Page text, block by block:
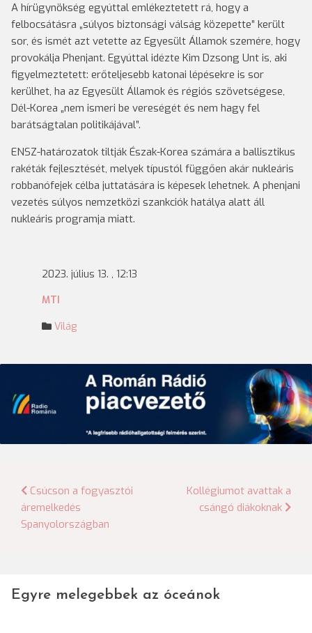
A hírügynökség egyúttal emlékeztetett rá, hogy a
felbocsátásra „súlyos biztonsági válság közepette” került
sor, és ismét azt vetette az Egyesült Államok szemére, hogy
provokálja Phenjant. Egyúttal idézte Kim Dzsong Unt is, aki
figyelmeztetett: erőteljesebb katonai lépésekre is sor
kerülhet, ha az Egyesült Államok és régiós szövetségese,
Dél-Korea „nem ismeri be vereségét és nem hagy fel
barátságtalan politikájával”.
ENSZ-határozatok tiltják Észak-Korea számára a ballisztikus
rakéták fejlesztését, melyek típustól függően akár nukleáris
robbanófejek célba juttatására is képesek lehetnek. A phenjani
vezetés súlyos nemzetközi szankciók hatálya alatt áll
nukleáris programja miatt.
2023. július 13. , 12:13
MTI
Világ
Bejegyzés
navigáció
Csúcson a fogyasztói
áremelkedés
Spanyolországban
Kollégiumot avattak a
csángó diákoknak
Egyre melegebbek az óceánok